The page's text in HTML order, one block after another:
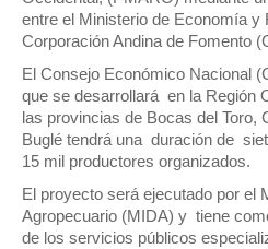
entre el Ministerio de Economía y
Corporación Andina de Fomento
El Consejo Económico Nacional
que se desarrollará en la Región
las provincias de Bocas del Toro,
Buglé tendrá una duración de
15 mil productores organizados.
El proyecto será ejecutado por el
Agropecuario (MIDA) y tiene
de los servicios públicos
regionales en el
Estratégico de Gobierno
2029
27 diciembre, 2024
Presentación de
Avances del
Soluciones
de Acceso Universal
la Energía
13 noviembre, 2024